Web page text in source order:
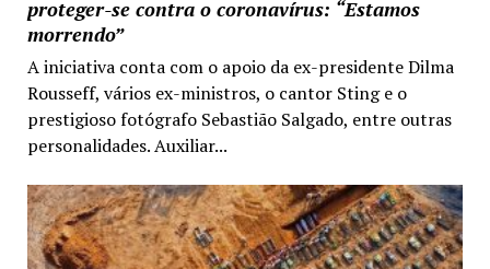
proteger-se contra o coronavírus: “Estamos
morrendo”
A iniciativa conta com o apoio da ex-presidente Dilma
Rousseff, vários ex-ministros, o cantor Sting e o
prestigioso fotógrafo Sebastião Salgado, entre outras
personalidades. Auxiliar...